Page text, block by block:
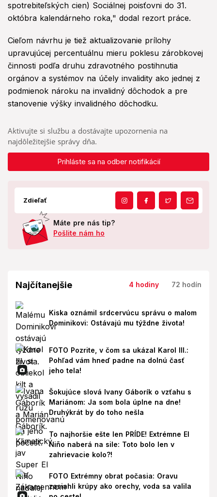
spotrebiteľských cien) Sociálnej poisťovni do 31.
októbra kalendárneho roka," dodal rezort práce.
Cieľom návrhu je tiež aktualizovanie prílohy
upravujúcej percentuálnu mieru poklesu zárobkovej
činnosti podľa druhu zdravotného postihnutia
orgánov a systémov na účely invalidity ako jednej z
podmienok nároku na invalidný dôchodok a pre
stanovenie výšky invalidného dôchodku.
Aktivujte si službu a dostávajte upozornenia na
najdôležitejšie správy dňa.
Prihláste sa na odber notifikácií
Zdieľať
Máte pre nás tip?
Pošlite nám ho
Najčítanejšie 4 hodiny 72 hodín
Kiska oznámil srdcervúcu správu o malom
Dominikovi: Ostávajú mu týždne života!
FOTO Pozrite, v čom sa ukázal Karol III.:
Pohľad vám hneď padne na dolnú časť
jeho tela!
Šokujúce slová Ivany Gáborík o vzťahu s
Mariánom: Ja som bola úplne na dne!
Druhýkrát by do toho nešla
To najhoršie ešte len PRÍDE! Extrémne El
Niño naberá na sile: Toto bolo len v
zahrievacie kolo?!
FOTO Extrémny obrat počasia: Oravu
zasiahli krúpy ako orechy, voda sa valila